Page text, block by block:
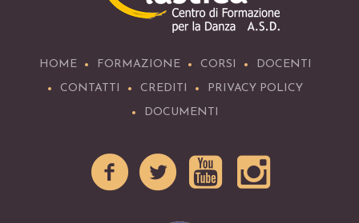
HOME FORMAZIONE CORSI
DOCENTI
CONTATTI
CREDITI
PRIVACY POLICY
DOCUMENTI